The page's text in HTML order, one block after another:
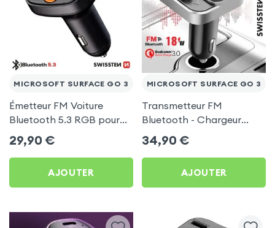
MICROSOFT SURFACE GO 3
Émetteur FM Voiture
Bluetooth 5.3 RGB pour
Microsoft Surface Go 3
29,90 €
AJOUTER
MICROSOFT SURFACE GO 3
Transmetteur FM
Bluetooth - Chargeur
Voiture USB C + USB -
Swissten
34,90 €
AJOUTER